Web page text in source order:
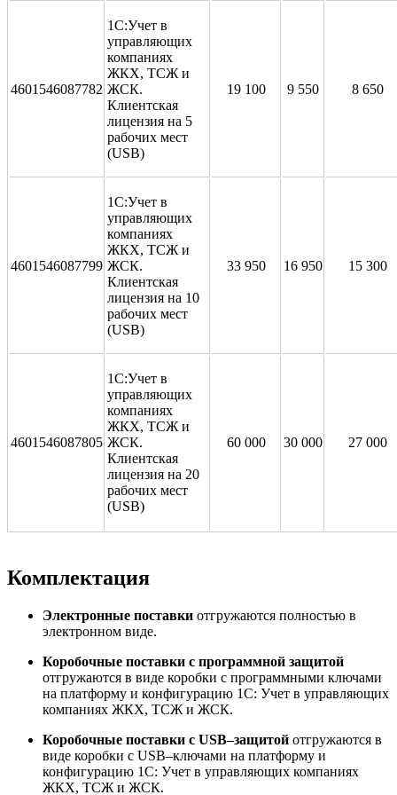
4601546087782
1С:Учет в
управляющих
компаниях
ЖКХ, ТСЖ и
ЖСК.
Клиентская
лицензия на 5
рабочих мест
(USB)
19 100 9 550 8 650
4601546087799
1С:Учет в
управляющих
компаниях
ЖКХ, ТСЖ и
ЖСК.
Клиентская
лицензия на 10
рабочих мест
(USB)
33 950 16 950 15 300
4601546087805
1С:Учет в
управляющих
компаниях
ЖКХ, ТСЖ и
ЖСК.
Клиентская
лицензия на 20
рабочих мест
(USB)
60 000 30 000 27 000
Комплектация
Электронные поставки отгружаются полностью в
электронном виде.
Коробочные поставки с программной защитой
отгружаются в виде коробки с программными ключами
на платформу и конфигурацию 1С: Учет в управляющих
компаниях ЖКХ, ТСЖ и ЖСК.
Коробочные поставки с USB–защитой отгружаются в
виде коробки с USB–ключами на платформу и
конфигурацию 1С: Учет в управляющих компаниях
ЖКХ, ТСЖ и ЖСК.